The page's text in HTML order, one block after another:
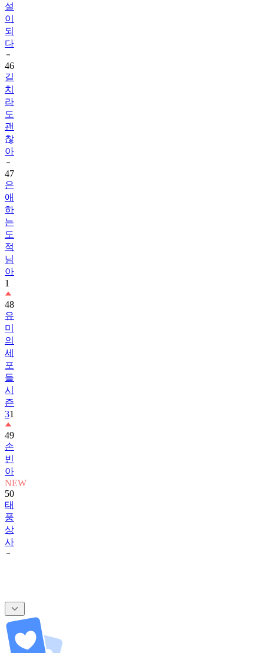
설
이
되
다
46
길
치
라
도
괜
찮
아
47
은
애
하
는
도
적
님
아
1
48
유
미
의
세
포
들
시
즌
31
49
손
빈
아
NEW
50
태
풍
상
사